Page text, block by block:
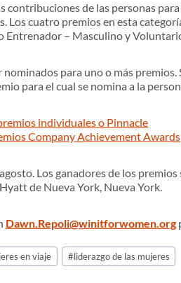
contribuciones de las personas
Los cuatro premios en esta
– Masculino y
para uno o más
para el cual se nomina a la
individuales o Pinnacle
Company Achievement Awards
Los ganadores de los
de Nueva York, Nueva York.
Dawn.Repoli@winitforwomen.org
en viaje #liderazgo de las mujeres